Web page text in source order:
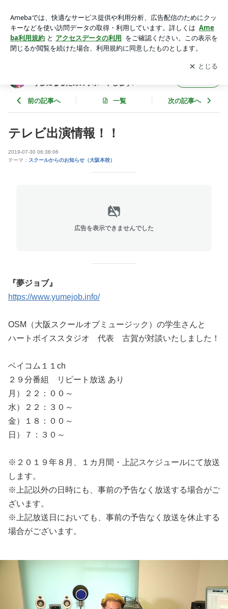
や歌うまになるためのサポートします♪
アプリをダウンロードして ブログの更新通知
を受け取りまし
ょう。
開く
うまになるためのサポートします♪
前の記事へ 一覧 次の記事へ
テレビ出演情報！！
2019-07-30 06:38:06
テーマ： スクールからのお知らせ（大阪本校）
広告を表示できませんでした
『夢ジョブ』
https://www.yumejob.info/
OSM（大阪スクールオブミュージック）の学生さんと
ハートボイススタジオ 代表 古賀が対談いたしました！
ベイコム１１ ch
２９分番組 リピート放送 あり
月）２２：００～
水）２２：３０～
金）１８：００～
日）７：３０～
※２０１９年８月、１カ月間・上記スケジュールにて放送
します。
※上記以外の日時にも、事前の予告なく放送する場合がご
ざいます。
※上記放送日においても、事前の予告なく放送を休止する
場合がございます。